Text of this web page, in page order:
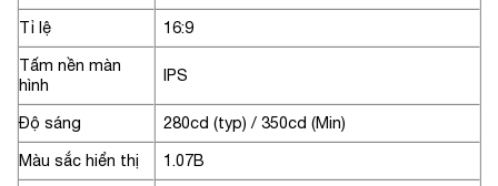
Tỉ lệ
16:9
Tấm nền màn
hình
IPS
Độ sáng
280cd (typ) / 350cd (Min)
Màu sắc hiển thị
1.07B